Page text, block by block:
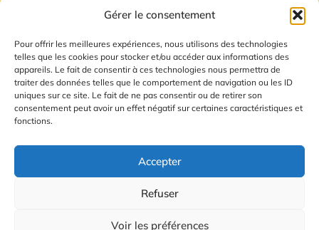
Gérer le consentement
Pour offrir les meilleures expériences, nous utilisons des technologies
telles que les cookies pour stocker et/ou accéder aux informations des
appareils. Le fait de consentir à ces technologies nous permettra de
traiter des données telles que le comportement de navigation ou les ID
uniques sur ce site. Le fait de ne pas consentir ou de retirer son
consentement peut avoir un effet négatif sur certaines caractéristiques et
fonctions.
Accepter
Refuser
Voir les préférences
Mentions Légales
Plan du site
Gestion des Cookies
© 2026 Radio Calade